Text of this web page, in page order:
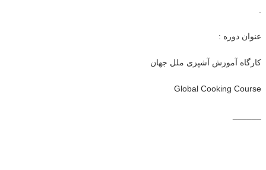
.
عنوان دوره :
کارگاه آموزش آشپزی ملل جهان
Global Cooking Course